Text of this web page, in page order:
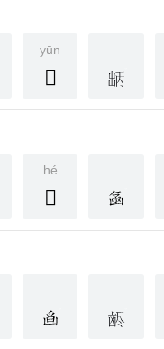
yūn
𠚓
hé
𠚔